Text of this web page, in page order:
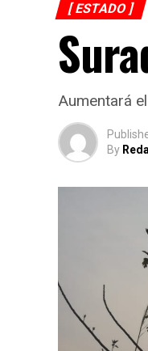
[ ESTADO ]
Aumentará
By